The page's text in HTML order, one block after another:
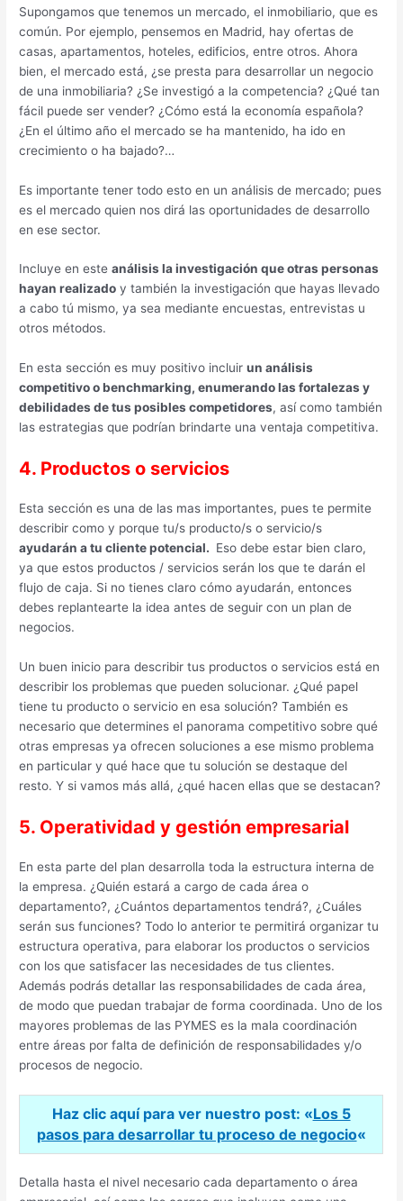
Supongamos que tenemos un mercado, el inmobiliario, que es
común. Por ejemplo, pensemos en Madrid, hay ofertas de
casas, apartamentos, hoteles, edificios, entre otros. Ahora
bien, el mercado está, ¿se presta para desarrollar un negocio
de una inmobiliaria? ¿Se investigó a la competencia? ¿Qué tan
fácil puede ser vender? ¿Cómo está la economía española?
¿En el último año el mercado se ha mantenido, ha ido en
crecimiento o ha bajado?…
Es importante tener todo esto en un análisis de mercado; pues
es el mercado quien nos dirá las oportunidades de desarrollo
en ese sector.
Incluye en esteanálisis la investigación que otras personas
hayan realizado y también la investigación que hayas llevado
a cabo tú mismo, ya sea mediante encuestas, entrevistas u
otros métodos.
En esta sección es muy positivo incluirun análisis
competitivo o benchmarking, enumerando las fortalezas y
debilidades de tus posibles competidores, así como también
las estrategias que podrían brindarte una ventaja competitiva.
4. Productos o servicios
Esta sección es una de las mas importantes, pues te permite
describir como y porque tu/s producto/s o servicio/s
ayudarán a tu cliente potencial. Eso debe estar bien claro,
ya que estos productos / servicios serán los que te darán el
flujo de caja. Si no tienes claro cómo ayudarán, entonces
debes replantearte la idea antes de seguir con un plan de
negocios.
Un buen inicio para describir tus productos o servicios está en
describir los problemas que pueden solucionar. ¿Qué papel
tiene tu producto o servicio en esa solución? También es
necesario que determines el panorama competitivo sobre qué
otras empresas ya ofrecen soluciones a ese mismo problema
en particular y qué hace que tu solución se destaque del
resto. Y si vamos más allá, ¿qué hacen ellas que se destacan?
5. Operatividad y gestión empresarial
En esta parte del plan desarrolla toda la estructura interna de
la empresa. ¿Quién estará a cargo de cada área o
departamento?, ¿Cuántos departamentos tendrá?, ¿Cuáles
serán sus funciones? Todo lo anterior te permitirá organizar tu
estructura operativa, para elaborar los productos o servicios
con los que satisfacer las necesidades de tus clientes.
Además podrás detallar las responsabilidades de cada área,
de modo que puedan trabajar de forma coordinada. Uno de los
mayores problemas de las PYMES es la mala coordinación
entre áreas por falta de definición de responsabilidades y/o
procesos de negocio.
Haz clic aquí para ver nuestro post: «Los 5
pasos para desarrollar tu proceso de negocio«
Detalla hasta el nivel necesario cada departamento o área